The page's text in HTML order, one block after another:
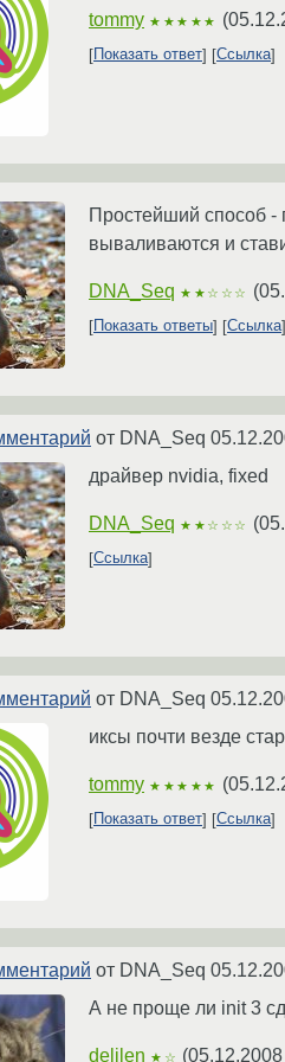
tommy ★★★★★ (
Показать ответ Ссылка
Простейший способ -
вываливаются и
DNA_Seq ★★☆☆☆ (
Показать ответы Ссылка
от DNA_Seq
драйвер nvidia, fixed
DNA_Seq ★★☆☆☆ (
Ссылка
от DNA_Seq
иксы почти везде
tommy ★★★★★ (
Показать ответ Ссылка
от DNA_Seq
А не проще ли init 3
delilen ★☆ (